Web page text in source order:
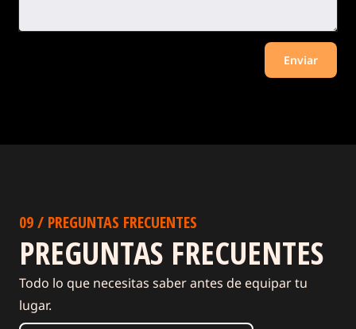
09 / PREGUNTAS FRECUENTES
PREGUNTAS FRECUENTES
Todo lo que necesitas saber antes de equipar tu
lugar.